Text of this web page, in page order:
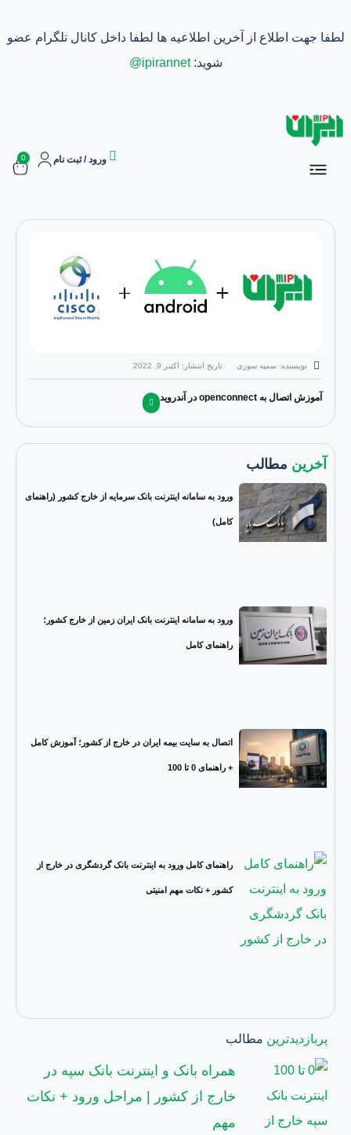
لطفا جهت اطلاع از آخرین اطلاعیه ها لطفا داخل کانال تلگرام عضو
شوید:ipirannet@
ورود / ثبت نام
0
آخرین مطالب
ورود به سامانه اینترنت بانک سرمایه از خارج کشور (راهنمای
کامل)
ورود به سامانه اینترنت بانک ایران زمین از خارج کشور؛
راهنمای کامل
اتصال به سایت بیمه ایران در خارج از کشور؛ آموزش کامل
+ راهنمای 0 تا 100
راهنمای کامل ورود به اینترنت بانک گردشگری در خارج از
کشور + نکات مهم امنیتی
پربازدیدترین مطالب
همراه بانک و اینترنت بانک سپه در
خارج از کشور | مراحل ورود + نکات
مهم
نویسنده: سمیه سوری تاریخ انتشار: اکتبر 9, 2022
آموزش اتصال به openconnect در آندروید